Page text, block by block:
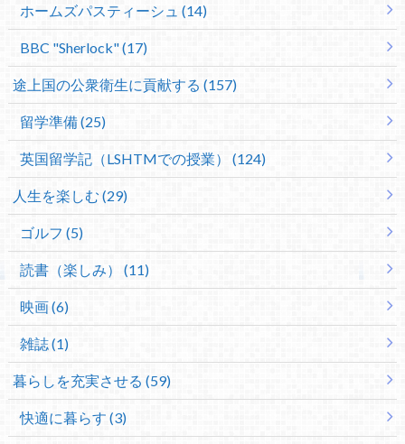
ホームズパスティーシュ (14)
BBC "Sherlock" (17)
途上国の公衆衛生に貢献する (157)
留学準備 (25)
英国留学記（LSHTMでの授業） (124)
人生を楽しむ (29)
ゴルフ (5)
読書（楽しみ） (11)
映画 (6)
雑誌 (1)
暮らしを充実させる (59)
快適に暮らす (3)